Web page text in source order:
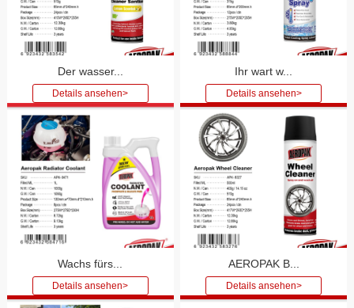
Der wasser... Ihr wart w...
Wachs fürs... AEROPAK B...